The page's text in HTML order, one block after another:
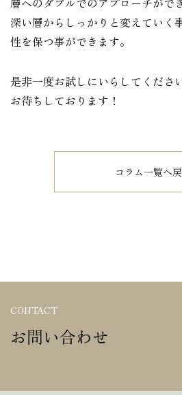
深い層からしっかりと変えていく
性を保つ事ができます。
是非一度お試しにいらしてくださ
お待ちしております！
コラム一覧へ
CONTACT
お問い合わせ